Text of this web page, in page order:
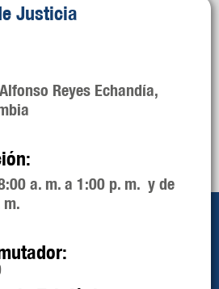
Justicia
Reyes Echandía,
a. m. a 1:00 p. m. y de